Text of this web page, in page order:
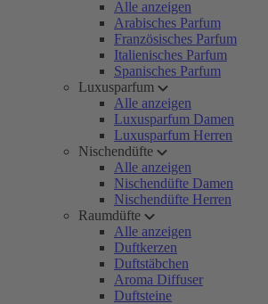
Alle anzeigen
Arabisches Parfum
Französisches Parfum
Italienisches Parfum
Spanisches Parfum
Luxusparfum
Alle anzeigen
Luxusparfum Damen
Luxusparfum Herren
Nischendüfte
Alle anzeigen
Nischendüfte Damen
Nischendüfte Herren
Raumdüfte
Alle anzeigen
Duftkerzen
Duftstäbchen
Aroma Diffuser
Duftsteine